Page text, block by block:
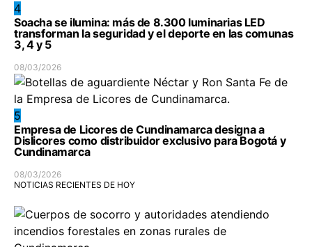
4
Soacha se ilumina: más de 8.300 luminarias LED
transforman la seguridad y el deporte en las comunas
3, 4 y 5
08/03/2026
5
Empresa de Licores de Cundinamarca designa a
Dislicores como distribuidor exclusivo para Bogotá y
Cundinamarca
08/03/2026
NOTICIAS RECIENTES DE HOY